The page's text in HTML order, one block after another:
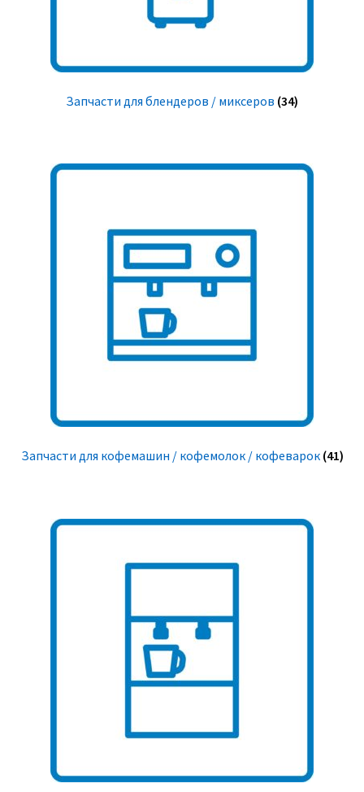
Запчасти для блендеров / миксеров (34)
Запчасти для кофемашин / кофемолок / кофеварок (41)